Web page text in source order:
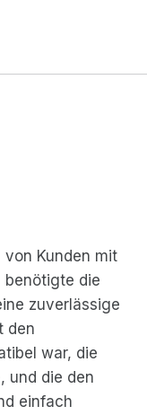
Kunden mit
benötigte die
zuverlässige
den
war, die
und die den
einfach